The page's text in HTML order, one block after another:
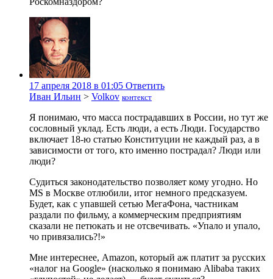
17 апреля 2018 в 01:05 Ответить
Иван Ильин > Volkov контекст
Я понимаю, что масса пострадавших в России, но тут же
сословный уклад. Есть люди, а есть Люди. Государство
включает 18-ю статью Конституции не каждый раз, а в
зависимости от того, кто именно пострадал? Люди или
люди?
Судиться законодательство позволяет кому угодно. Но
MS в Москве отлюбили, итог немного предсказуем.
Будет, как с упавшей сетью МегаФона, частникам
раздали по фильму, а коммерческим предприятиям
сказали не петюкать и не отсвечивать. «Упало и упало,
чо привязались?!»
Мне интереснее, Amazon, который аж платит за русских
«налог на Google» (насколько я понимаю Alibaba таких